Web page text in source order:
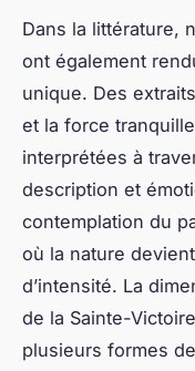
Dans la littérature,
ont également
unique. Des
et la force
interprétées à
description et
contemplation du
où la nature
d’intensité. La
de la Sainte-
plusieurs formes